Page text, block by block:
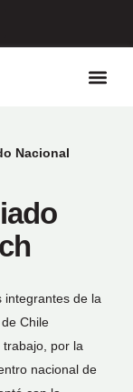
Nacional
integrantes de la
Chile
trabajo, por la
nacional de